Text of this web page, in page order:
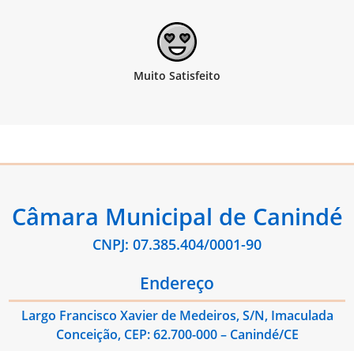
Câmara Municipal de Canindé
CNPJ: 07.385.404/0001-90
Endereço
Largo Francisco Xavier de Medeiros, S/N, Imaculada
Conceição, CEP: 62.700-000 – Canindé/CE